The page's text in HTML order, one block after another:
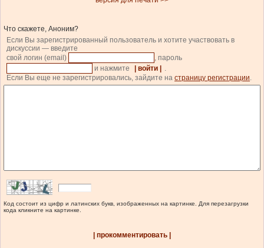
Что скажете, Аноним?
Если Вы зарегистрированный пользователь и хотите участвовать в
дискуссии — введите
свой логин (email)
, пароль
и нажмите
| войти |
.
Если Вы еще не зарегистрировались, зайдите на страницу регистрации.
Код состоит из цифр и латинских букв, изображенных на картинке. Для перезагрузки
кода кликните на картинке.
| прокомментировать |